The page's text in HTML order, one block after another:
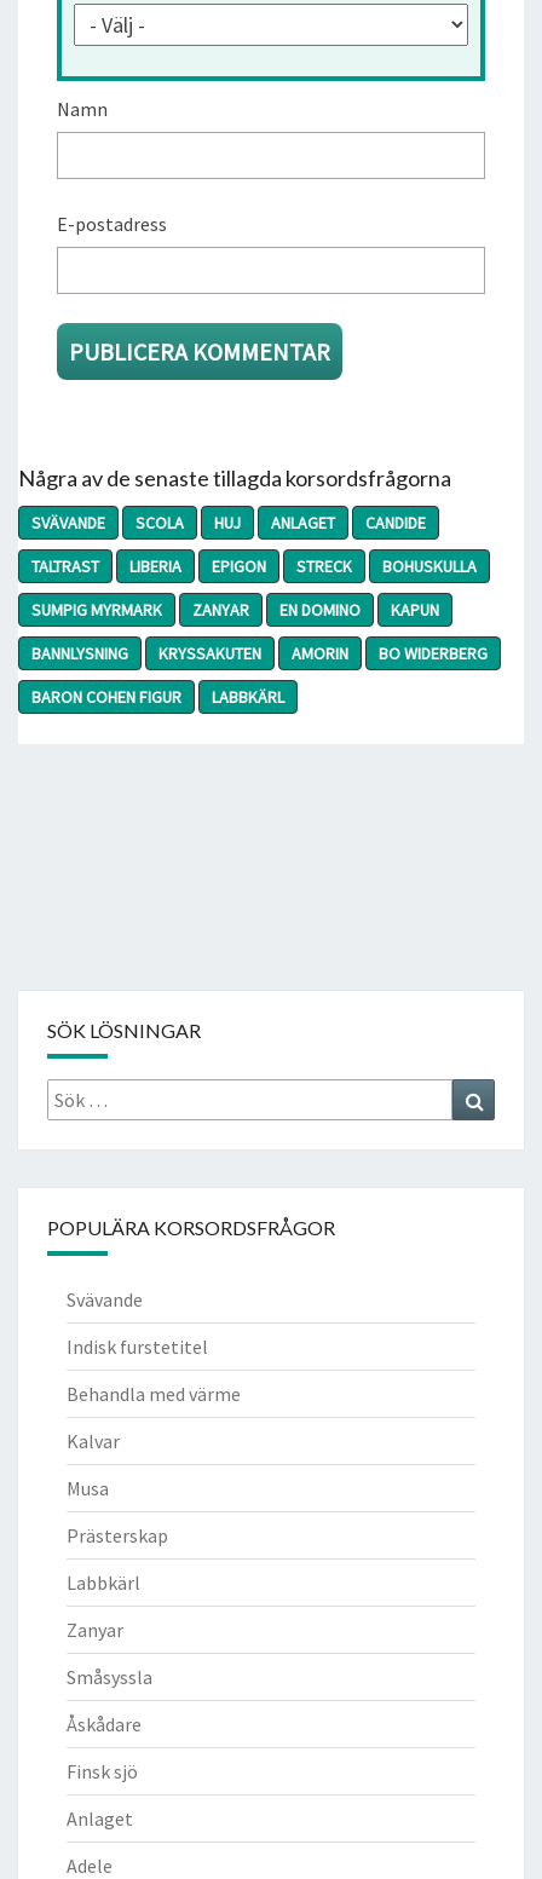
Namn
E-postadress
Några av de senaste tillagda korsordsfrågorna
SVÄVANDE SCOLA HUJ ANLAGET
CANDIDE
TALTRAST
LIBERIA EPIGON STRECK
BOHUSKULLA
SUMPIG MYRMARK
ZANYAR EN DOMINO
KAPUN
BANNLYSNING
KRYSSAKUTEN AMORIN
BO WIDERBERG
BARON COHEN FIGUR
LABBKÄRL
SÖK LÖSNINGAR
Sök
efter:
POPULÄRA KORSORDSFRÅGOR
Svävande
Indisk furstetitel
Behandla med värme
Kalvar
Musa
Prästerskap
Labbkärl
Zanyar
Småsyssla
Åskådare
Finsk sjö
Anlaget
Adele